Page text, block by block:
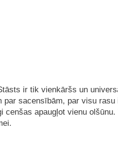
ir tik vienkāršs un
sacensībām, par visu
apaugļot vienu